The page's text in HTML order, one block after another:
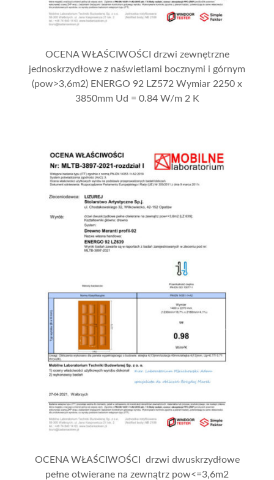
OCENA WŁAŚCIWOŚCI drzwi zewnętrzne
jednoskrzydłowe z naświetlami bocznymi i górnym
(pow>3,6m2) ENERGO 92 LZ572 Wymiar 2250 x
3850mm Ud = 0.84 W/m 2 K
OCENA WŁAŚCIWOŚCI drzwi dwuskrzydłowe
pełne otwierane na zewnątrz pow<=3,6m2